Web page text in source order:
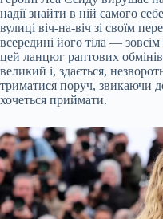
надії знайти в ній самого
вулиці віч-на-віч зі своїм
всередині його тіла —
цей ланцюг раптових
великий і, здається,
триматися поруч, звикаючи до
хочеться приймати.